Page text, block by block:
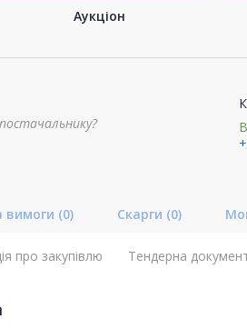
Аукціон
вимоги (0) Скарги (0)
про закупівлю Тендерна